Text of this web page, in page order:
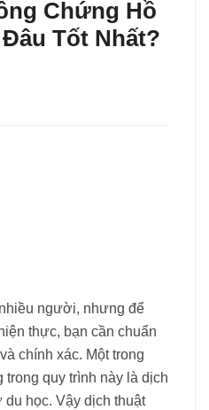
Chứng Hồ
Tốt Nhất?
người, nhưng để
thực, bạn cần chuẩn
chính xác. Một trong
quy trình này là dịch
học. Vậy dịch thuật